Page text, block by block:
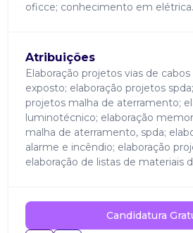
oficce; conhecimento em elétrica.
Atribuições
Elaboração projetos vias de
exposto; elaboração projetos
projetos malha de aterramento;
luminotécnico; elaboração
malha de aterramento, spda;
alarme e incêndio; elaboração
elaboração de listas de materiais
Candidatura